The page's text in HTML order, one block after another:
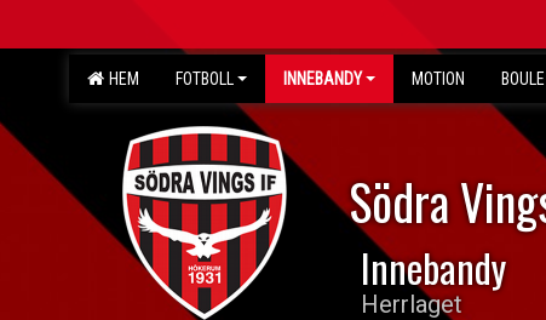
HEM FOTBOLL INNEBANDY MOTION BOULE
Södra
Innebandy
Herrlaget